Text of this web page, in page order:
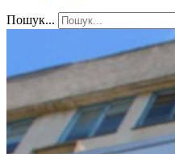
Пошук...